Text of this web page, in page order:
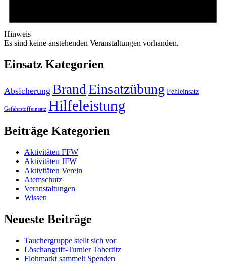
Hinweis
Es sind keine anstehenden Veranstaltungen vorhanden.
Einsatz Kategorien
Absicherung BrandEinsatzübung Fehleinsatz
Gefahrstoffeinsatz Hilfeleistung
Beiträge Kategorien
Aktivitäten FFW
Aktivitäten JFW
Aktivitäten Verein
Atemschutz
Veranstaltungen
Wissen
Neueste Beiträge
Tauchergruppe stellt sich vor
Löschangriff-Turnier Tobertitz
Flohmarkt sammelt Spenden